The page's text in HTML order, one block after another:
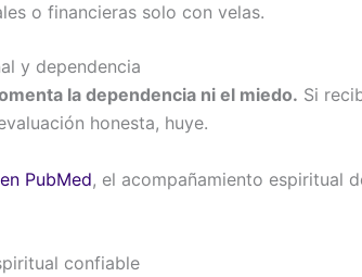
o financieras solo con velas.
y dependencia
la dependencia ni el miedo. Si
honesta, huye.
PubMed, el acompañamiento espiritual
confiable